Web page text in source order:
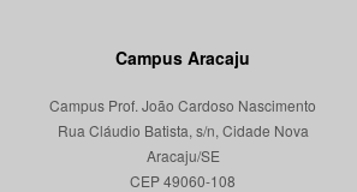
Campus Aracaju
Campus Prof. João Cardoso Nascimento
Rua Cláudio Batista, s/n, Cidade Nova
Aracaju/SE
CEP 49060-108